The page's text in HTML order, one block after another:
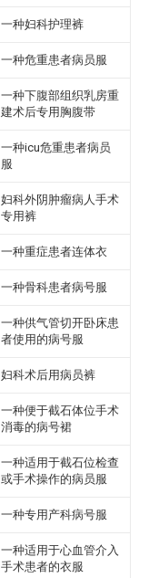
一种妇科护理裤
一种危重患者病员服
一种下腹部组织乳房重
建术后专用胸腹带
一种icu危重患者病员
服
妇科外阴肿瘤病人手术
专用裤
一种重症患者连体衣
一种骨科患者病号服
一种供气管切开卧床患
者使用的病号服
妇科术后用病员裤
一种便于截石体位手术
消毒的病号裙
一种适用于截石位检查
或手术操作的病员服
一种专用产科病号服
一种适用于心血管介入
手术患者的衣服